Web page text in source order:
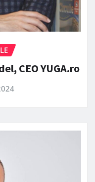
CEO YUGA.ro